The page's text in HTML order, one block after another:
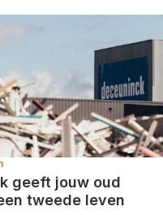
geeft jouw oud
tweede leven